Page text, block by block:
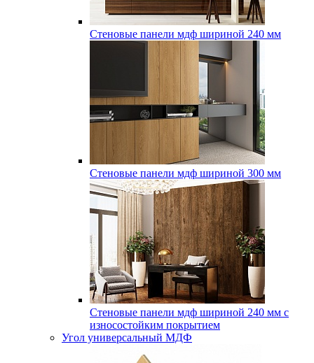
Стеновые панели мдф шириной 240 мм
Стеновые панели мдф шириной 300 мм
Стеновые панели мдф шириной 240 мм с
износостойким покрытием
Угол универсальный МДФ